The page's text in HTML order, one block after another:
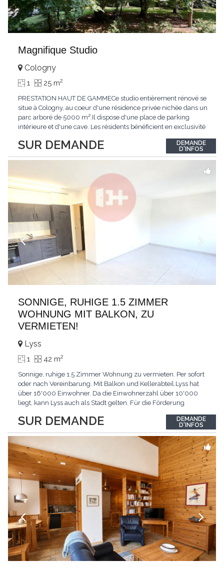
Magnifique Studio
SUR DEMANDE
Cologny
1 25 m2
PRESTATION HAUT DE GAMMECe studio entièrement rénové se
situe à Cologny, au coeur d'une résidence privée nichée dans un
parc arboré de 5000 m².Il dispose d'une place de parking
intérieure et d'une cave. Les résidents bénéficient en exclusivité
vélos et d'une salle de jeux.ACCESSIBILITÉAccessible en voiture
par la route de...
DEMANDE
D'INFOS
SONNIGE, RUHIGE 1.5 ZIMMER
WOHNUNG MIT BALKON, ZU
VERMIETEN!
SUR DEMANDE
Lyss
1 42 m2
Sonnige, ruhige 1.5 Zimmer Wohnung zu vermieten. Per sofort
oder nach Vereinbarung. Mit Balkon und Kellerabteil.Lyss hat
über 16'000 Einwohner. Da die Einwohnerzahl über 10'000
liegt, kann Lyss auch als Stadt gelten. Für die Förderung
erhalten. Das sich rasch entwickelnde Regionalzentrum hat bis
heute viel vom seeländisch-dörflichen...
DEMANDE
D'INFOS